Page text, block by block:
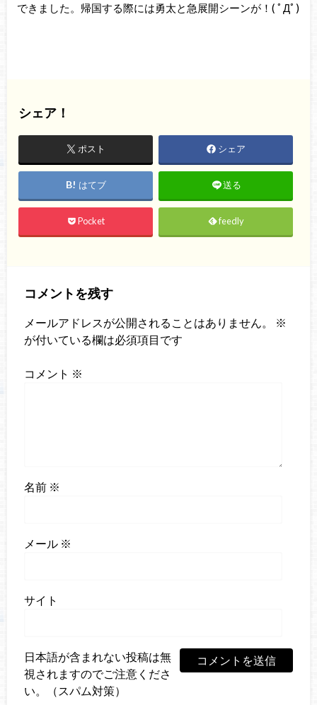
できました。帰国する際には勇太と急展開シーンが！( ﾟДﾟ)
シェア！
ポスト シェア
はてブ 送る
Pocket feedly
コメントを残す
メールアドレスが公開されることはありません。
※
が付いている欄は必須項目です
コメント ※
名前 ※
メール ※
サイト
日本語が含まれない投稿は無
視されますのでご注意くださ
い。（スパム対策）